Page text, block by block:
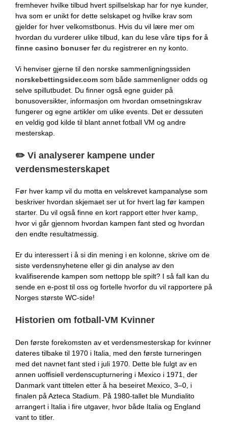
fremhever hvilke tilbud hvert spillselskap har for nye kunder,
hva som er unikt for dette selskapet og hvilke krav som
gjelder for hver velkomstbonus. Hvis du vil lære mer om
hvordan du vurderer ulike tilbud, kan du lese våre tips for å
finne casino bonuserfør du registrerer en ny konto.
Vi henviser gjerne til den norske sammenligningssiden
norskebettingsider.com som både sammenligner odds og
selve spillutbudet. Du finner også egne guider på
bonusoversikter, informasjon om hvordan omsetningskrav
fungerer og egne artikler om ulike events. Det er dessuten
en veldig god kilde til blant annet fotball VM og andre
mesterskap.
✏️ Vi analyserer kampene under
verdensmesterskapet
Før hver kamp vil du motta en velskrevet kampanalyse som
beskriver hvordan skjemaet ser ut for hvert lag før kampen
starter. Du vil også finne en kort rapport etter hver kamp, ​​
hvor vi går gjennom hvordan kampen fant sted og hvordan
den endte resultatmessig.
Er du interessert i å si din mening i en kolonne, skrive om de
siste verdensnyhetene eller gi din analyse av den
kvalifiserende kampen som nettopp ble spilt? I så fall kan du
sende en e-post til oss og fortelle hvorfor du vil rapportere på
Norges største WC-side!
Historien om fotball-VM Kvinner
Den første forekomsten av et verdensmesterskap for kvinner
dateres tilbake til 1970 i Italia, med den første turneringen
med det navnet fant sted i juli 1970. Dette ble fulgt av en
annen uoffisiell verdenscupturnering i Mexico i 1971, der
Danmark vant tittelen etter å ha beseiret Mexico, 3–0, i
finalen på Azteca Stadium. På 1980-tallet ble Mundialito
arrangert i Italia i fire utgaver, hvor både Italia og England
vant to titler.